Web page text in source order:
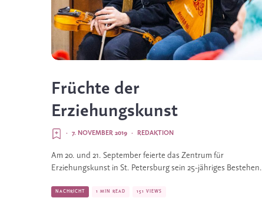
Früchte der
Erziehungskunst
REDAKTION
·
7. NOVEMBER 2019
·
Am 20. und 21. September feierte das Zentrum für
Erziehungskunst in St. Petersburg sein 25-jähriges Bestehen.
NACHRICHT 1 MIN READ 151 VIEWS